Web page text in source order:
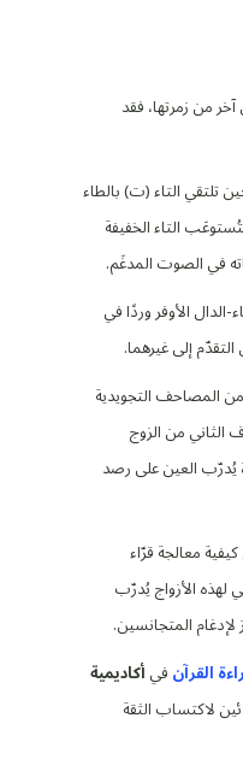
من زمرتها، فقد
تلتقي التاء (ت) بالطاء
التاء الخفيفة
في الصوت المدغَم.
الدال الأوفر وردًا في
إلى غيرهما.
المصاحف التجويدية
من الزوج
يُدرّب العين على رصد
معالجة قرّاء
الأزواج يُدرّب
المتجانسين.
القرآنفيأكاديمية
لاكتساب الثقة